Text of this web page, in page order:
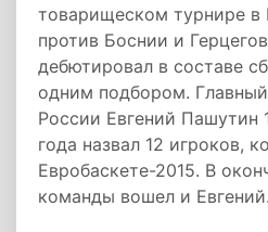
товарищеском турнире в
против Боснии и
дебютировал в составе
одним подбором.
России Евгений Пашутин
года назвал 12 игроков,
Евробаскете-2015. В
команды вошел и Евгений.